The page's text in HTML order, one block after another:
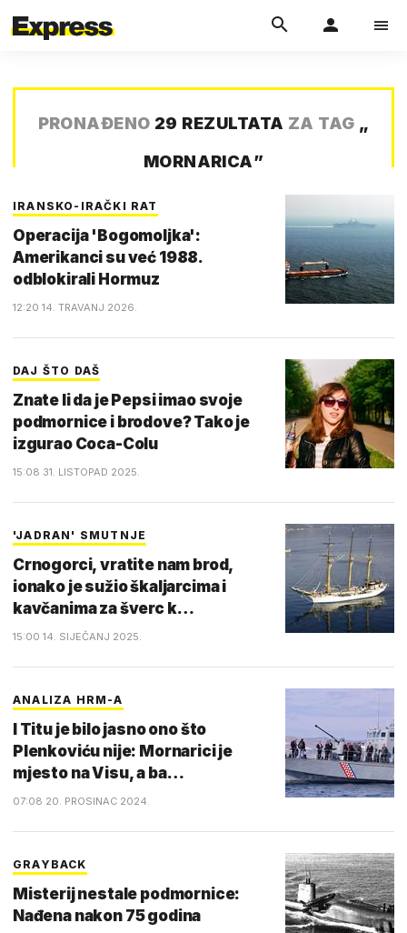
PRONAĐENO 29 REZULTATA ZA TAG „
MORNARICA”
IRANSKO-IRAČKI RAT
Operacija 'Bogomoljka':
Amerikanci su već 1988.
odblokirali Hormuz
12:20 14. TRAVANJ 2026.
DAJ ŠTO DAŠ
Znate li da je Pepsi imao svoje
podmornice i brodove? Tako je
izgurao Coca-Colu
15:08 31. LISTOPAD 2025.
'JADRAN' SMUTNJE
Crnogorci, vratite nam brod,
ionako je sužio škaljarcima i
kavčanima za šverc k…
15:00 14. SIJEČANJ 2025.
ANALIZA HRM-A
I Titu je bilo jasno ono što
Plenkoviću nije: Mornarici je
mjesto na Visu, a ba…
07:08 20. PROSINAC 2024.
GRAYBACK
Misterij nestale podmornice:
Nađena nakon 75 godina